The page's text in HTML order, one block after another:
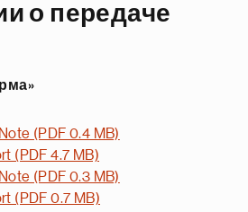
о передаче
(PDF 0.4 MB)
(PDF 4.7 MB)
(PDF 0.3 MB)
(PDF 0.7 MB)